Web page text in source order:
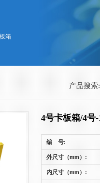
箱
产品搜索:
4号卡板箱/4号
编 号:
外尺寸（mm）:
内尺寸（mm）: